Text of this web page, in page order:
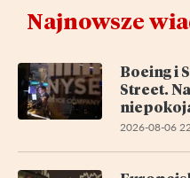
Najnowsze
Boeing i
Street.
2026-08-06